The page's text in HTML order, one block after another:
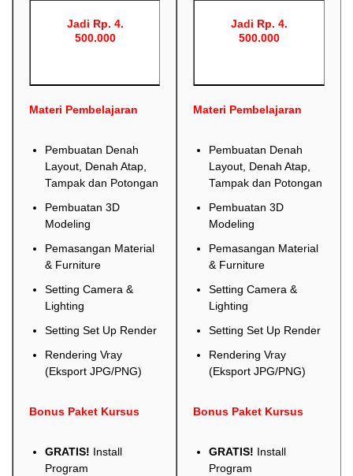
Jadi Rp. 4.
500.000
Materi Pembelajaran
Pembuatan Denah
Layout, Denah Atap,
Tampak dan Potongan
Pembuatan 3D
Modeling
Pemasangan Material
& Furniture
Setting Camera &
Lighting
Setting Set Up Render
Rendering Vray
(Eksport JPG/PNG)
Bonus Paket Kursus
GRATIS! Install
Program
Jadi Rp. 4.
500.000
Materi Pembelajaran
Pembuatan Denah
Layout, Denah Atap,
Tampak dan Potongan
Pembuatan 3D
Modeling
Pemasangan Material
& Furniture
Setting Camera &
Lighting
Setting Set Up Render
Rendering Vray
(Eksport JPG/PNG)
Bonus Paket Kursus
GRATIS! Install
Program